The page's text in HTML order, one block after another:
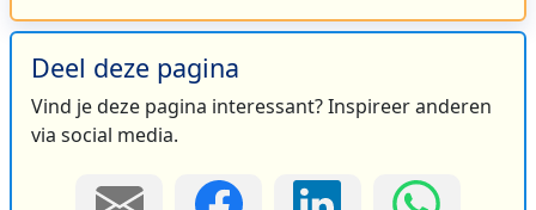
Deel deze pagina
Vind je deze pagina interessant? Inspireer anderen
via social media.